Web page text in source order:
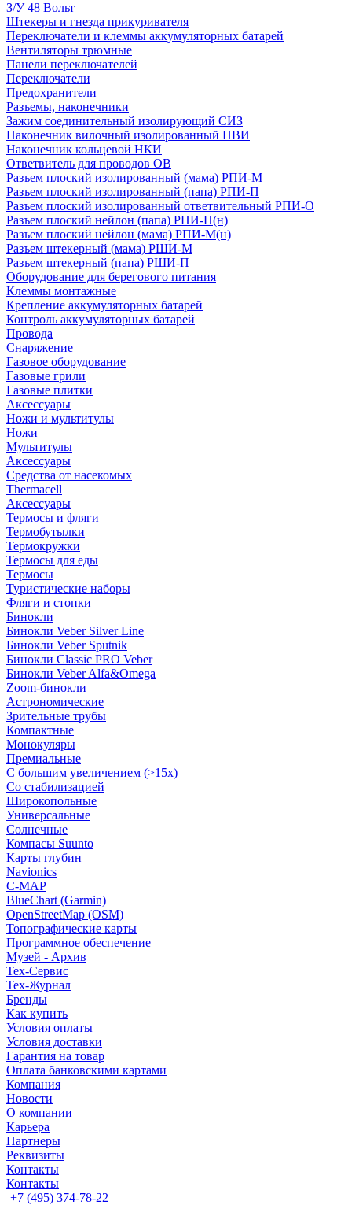
З/У 48 Вольт
Штекеры и гнезда прикуривателя
Переключатели и клеммы аккумуляторных батарей
Вентиляторы трюмные
Панели переключателей
Переключатели
Предохранители
Разъемы, наконечники
Зажим соединительный изолирующий СИЗ
Наконечник вилочный изолированный НВИ
Наконечник кольцевой НКИ
Ответвитель для проводов ОВ
Разъем плоский изолированный (мама) РПИ-М
Разъем плоский изолированный (папа) РПИ-П
Разъем плоский изолированный ответвительный РПИ-О
Разъем плоский нейлон (папа) РПИ-П(н)
Разъем плоский нейлон (мама) РПИ-М(н)
Разъем штекерный (мама) РШИ-М
Разъем штекерный (папа) РШИ-П
Оборудование для берегового питания
Клеммы монтажные
Крепление аккумуляторных батарей
Контроль аккумуляторных батарей
Провода
Снаряжение
Газовое оборудование
Газовые грили
Газовые плитки
Аксессуары
Ножи и мультитулы
Ножи
Мультитулы
Аксессуары
Средства от насекомых
Thermacell
Аксессуары
Термосы и фляги
Термобутылки
Термокружки
Термосы для еды
Термосы
Туристические наборы
Фляги и стопки
Бинокли
Бинокли Veber Silver Line
Бинокли Veber Sputnik
Бинокли Classic PRO Veber
Бинокли Veber Alfa&Omega
Zoom-бинокли
Астрономические
Зрительные трубы
Компактные
Монокуляры
Премиальные
С большим увеличением (>15x)
Со стабилизацией
Широкопольные
Универсальные
Солнечные
Компасы Suunto
Карты глубин
Navionics
C-MAP
BlueChart (Garmin)
OpenStreetMap (OSM)
Топографические карты
Программное обеспечение
Музей - Архив
Tex-Сервис
Тех-Журнал
Бренды
Как купить
Условия оплаты
Условия доставки
Гарантия на товар
Оплата банковскими картами
Компания
Новости
О компании
Карьера
Партнеры
Реквизиты
Контакты
Контакты
+7 (495) 374-78-22